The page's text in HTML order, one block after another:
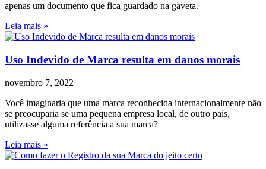
apenas um documento que fica guardado na gaveta.
Leia mais »
Uso Indevido de Marca resulta em danos morais
novembro 7, 2022
Você imaginaria que uma marca reconhecida internacionalmente não
se preocuparia se uma pequena empresa local, de outro país,
utilizasse alguma referência a sua marca?
Leia mais »